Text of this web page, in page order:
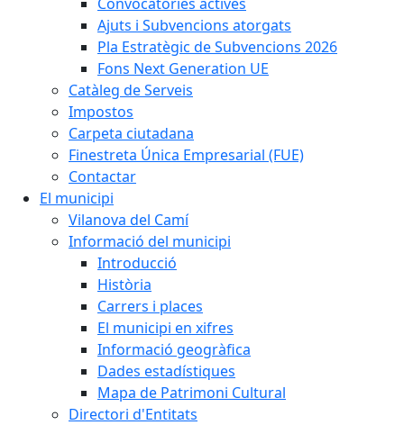
Ajuts i Subvencions atorgats
Pla Estratègic de Subvencions 2026
Fons Next Generation UE
Catàleg de Serveis
Impostos
Carpeta ciutadana
Finestreta Única Empresarial (FUE)
Contactar
El municipi
Vilanova del Camí
Informació del municipi
Introducció
Història
Carrers i places
El municipi en xifres
Informació geogràfica
Dades estadístiques
Mapa de Patrimoni Cultural
Directori d'Entitats